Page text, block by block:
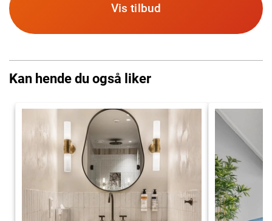
Vis tilbud
Kan hende du også liker